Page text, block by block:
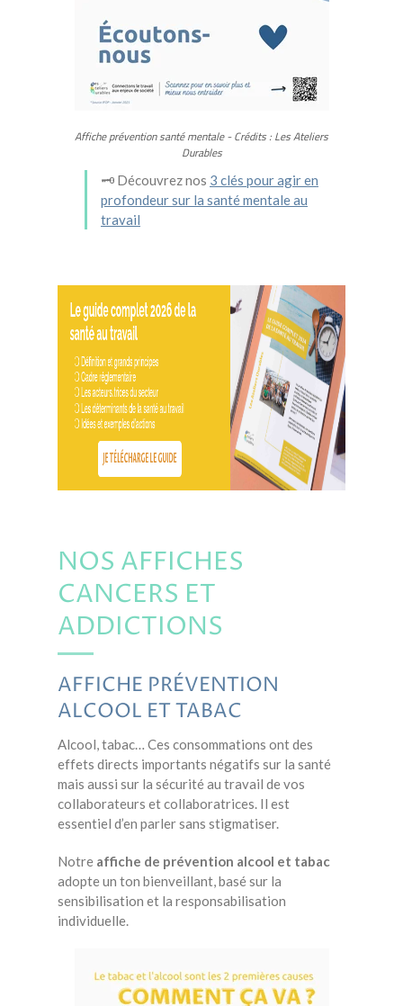
Affiche prévention santé mentale - Crédits : Les Ateliers
Durables
🗝️ Découvrez nos 3 clés pour agir en
profondeur sur la santé mentale au
travail
NOS AFFICHES
CANCERS ET
ADDICTIONS
AFFICHE PRÉVENTION
ALCOOL ET TABAC
Alcool, tabac… Ces consommations ont des
effets directs importants négatifs sur la santé
mais aussi sur la sécurité au travail de vos
collaborateurs et collaboratrices. Il est
essentiel d’en parler sans stigmatiser.
Notre affiche de prévention alcool et tabac
adopte un ton bienveillant, basé sur la
sensibilisation et la responsabilisation
individuelle.